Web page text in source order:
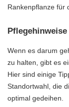
Rankenpflanze für
Wenn es darum
zu halten, gibt es
Hier sind einige
Standortwahl, die
optimal gedeihen.